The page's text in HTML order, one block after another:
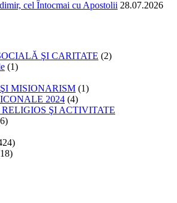
cel Întocmai cu Apostolii 28.07.2026
ŞI CARITATE (2)
(1)
MISIONARISM (1)
2024 (4)
ŞI ACTIVITATE